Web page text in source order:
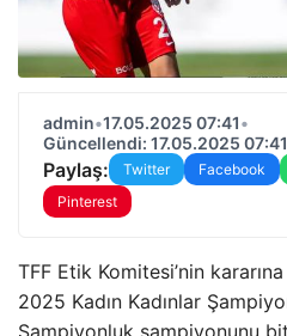
admin•17.05.2025 07:41•
Güncellendi: 17.05.2025 07:41
Paylaş: Twitter Facebook
Pinterest
TFF Etik Komitesi’nin
2025 Kadın Kadınlar
Şampiyonluk şampiyonunu